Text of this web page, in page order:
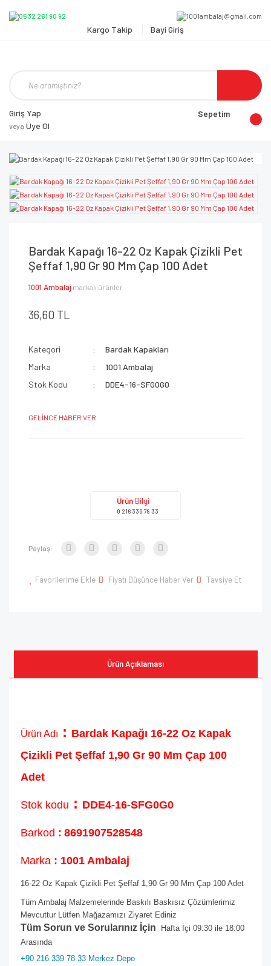
Kargo Takip Bayi Giriş
Giriş Yap
veya Üye Ol
Sepetim
Bardak Kapağı 16-22 Oz Kapak Çizikli Pet
Şeffaf 1,90 Gr 90 Mm Çap 100 Adet
1001 Ambalaj markalı ürünler
36,60 TL
Kategori
Bardak Kapakları
Marka
1001 Ambalaj
Stok Kodu
DDE4-16-SFG0G0
GELİNCE HABER VER
Ürün Bilgi
0 216 339 78 33
Paylaş:
Favorilerime Ekle Fiyatı Düşünce Haber Ver Tavsiye Et
Ürün Açıklaması
Ürün Adı : Bardak Kapağı 16-22 Oz Kapak
Çizikli Pet Şeffaf 1,90 Gr 90 Mm Çap 100
Adet
Stok kodu : DDE4-16-SFG0G0
Barkod : 8691907528548
Marka : 1001 Ambalaj
16-22 Oz Kapak Çizikli Pet Şeffaf 1,90 Gr 90 Mm Çap 100 Adet
Tüm Ambalaj Malzemelerinde Baskılı Baskısız Çözümlerimiz
Mevcuttur Lütfen Mağazamızı Ziyaret Ediniz
Tüm Sorun ve Sorularınız İçin Hafta İçi 09:30 ile 18:00
Arasında
+90 216 339 78 33 Merkez Depo